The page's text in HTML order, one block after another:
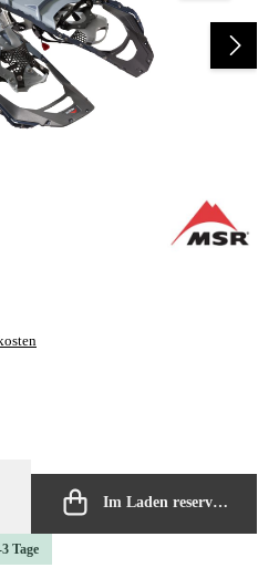
Im Laden reservieren
Tage